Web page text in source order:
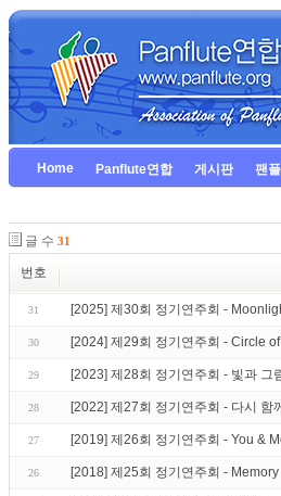
Home Panflute연합 게시판 팬
글 수 31
번호
31 [2025] 제30회 정기연주회 -
30 [2024] 제29회 정기연주회 - Circle
29 [2023] 제28회 정기연주회 - 빛과 그
28 [2022] 제27회 정기연주회 - 다시 함께
27 [2019] 제26회 정기연주회 - You &
26 [2018] 제25회 정기연주회 - Memory